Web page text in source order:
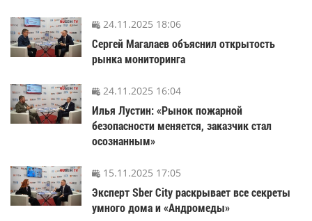
24.11.2025 18:06
Сергей Магалаев объяснил открытость
рынка мониторинга
24.11.2025 16:04
Илья Лустин: «Рынок пожарной
безопасности меняется, заказчик стал
осознанным»
15.11.2025 17:05
Эксперт Sber City раскрывает все секреты
умного дома и «Андромеды»